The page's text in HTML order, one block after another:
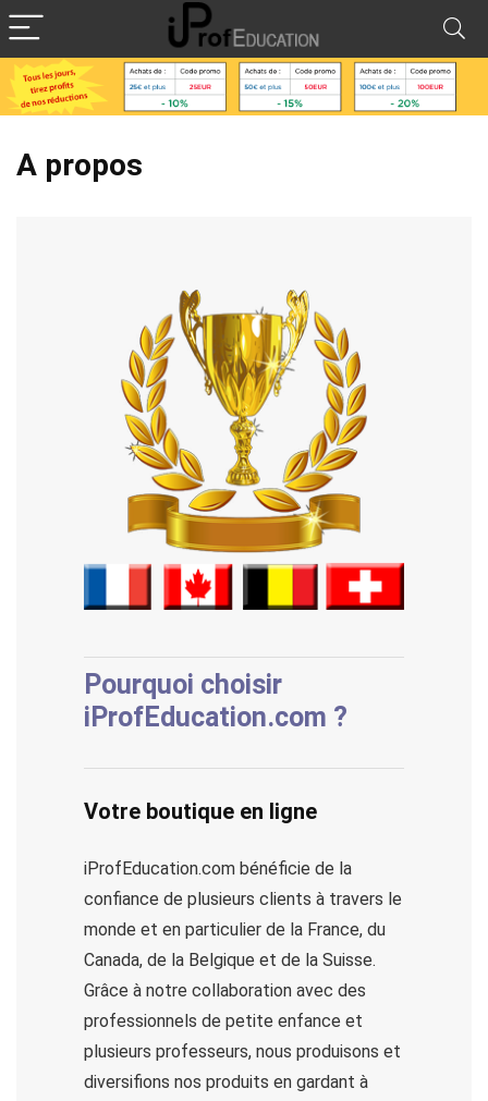
A propos
Pourquoi choisir
iProfEducation.com ?
Votre boutique en ligne
iProfEducation.com bénéficie de la
confiance de plusieurs clients à travers le
monde et en particulier de la France, du
Canada, de la Belgique et de la Suisse.
Grâce à notre collaboration avec des
professionnels de petite enfance et
plusieurs professeurs, nous produisons et
diversifions nos produits en gardant à